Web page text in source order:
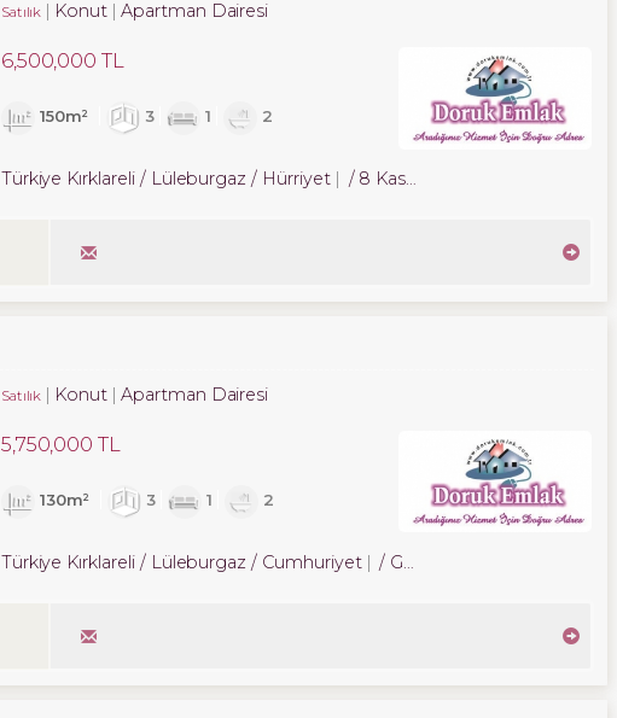
Satılık Konut Apartman Dairesi
6,500,000 TL
150m² 3 1 2
Türkiye Kırklareli / Lüleburgaz / Hürriyet / 8 Kasım Mah.
Satılık Konut Apartman Dairesi
5,750,000 TL
130m² 3 1 2
Türkiye Kırklareli / Lüleburgaz / Cumhuriyet / Güneş Mah.